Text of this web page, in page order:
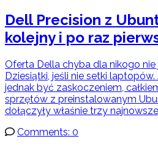
Dell Precision z
kolejny i po raz
Oferta Della chyba dla nikogo
Dziesiątki, jeśli nie setki
jednak być zaskoczeniem,
sprzętów z preinstalowanym
dołączyły właśnie trzy
Comments: 0